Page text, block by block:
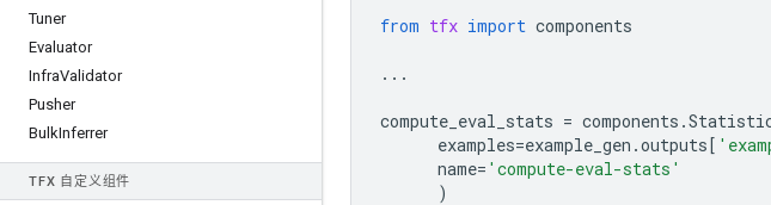
Tuner
Evaluator
InfraValidator
Pusher
BulkInferrer
TFX 自定义组件
from tfx import components
...
compute_eval_stats = components .
examples=example_gen .outputs[
name= 'compute-eval-stats'
)